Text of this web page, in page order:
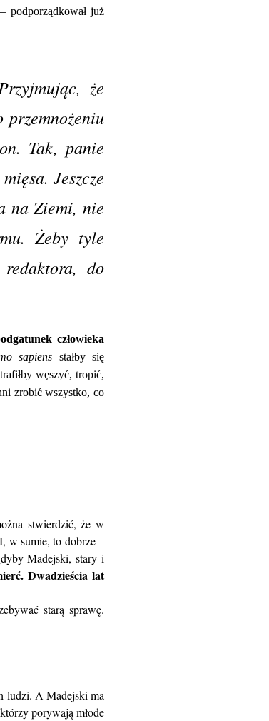
podporządkował już
że
Tak, panie
Jeszcze
na Ziemi, nie
Żeby tyle
redaktora, do
człowieka
sapiens stałby się
węszyć, tropić,
zrobić wszystko, co
stwierdzić, że w
w sumie, to dobrze –
Madejski, stary i
Dwadzieścia lat
starą sprawę.
ludzi. A Madejski ma
porywają młode